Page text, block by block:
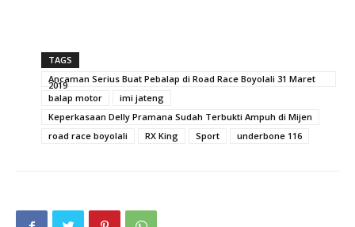
TAGS
Ancaman Serius Buat Pebalap di Road Race Boyolali 31 Maret
2019
balap motor
imi jateng
Keperkasaan Delly Pramana Sudah Terbukti Ampuh di Mijen
road race boyolali
RX King Sport underbone 116